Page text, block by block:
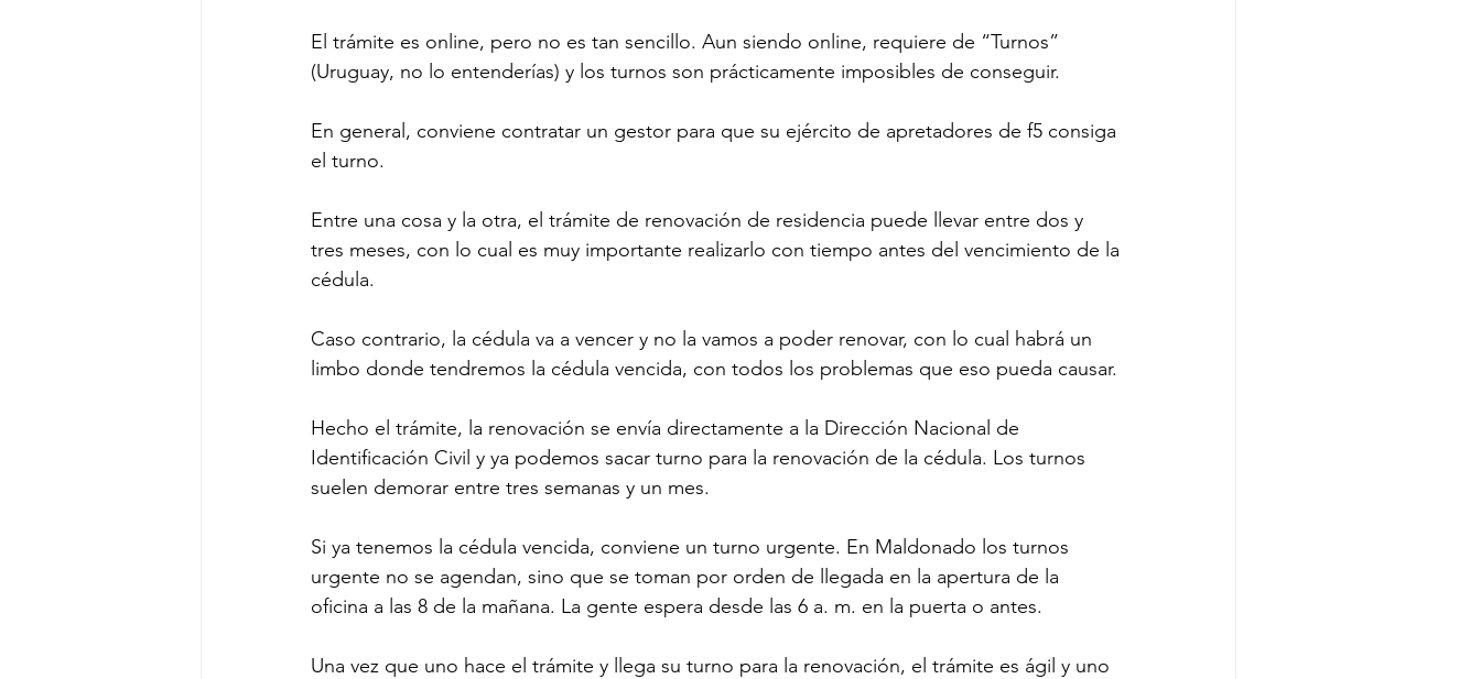
El trámite es online, pero no es tan sencillo. Aun siendo online, requiere de “Turnos”
(Uruguay, no lo entenderías) y los turnos son prácticamente imposibles de conseguir.
En general, conviene contratar un gestor para que su ejército de apretadores de f5 consiga
el turno.
Entre una cosa y la otra, el trámite de renovación de residencia puede llevar entre dos y
tres meses, con lo cual es muy importante realizarlo con tiempo antes del vencimiento de la
cédula.
Caso contrario, la cédula va a vencer y no la vamos a poder renovar, con lo cual habrá un
limbo donde tendremos la cédula vencida, con todos los problemas que eso pueda causar.
Hecho el trámite, la renovación se envía directamente a la Dirección Nacional de
Identificación Civil y ya podemos sacar turno para la renovación de la cédula. Los turnos
suelen demorar entre tres semanas y un mes.
Si ya tenemos la cédula vencida, conviene un turno urgente. En Maldonado los turnos
urgente no se agendan, sino que se toman por orden de llegada en la apertura de la
oficina a las 8 de la mañana. La gente espera desde las 6 a. m. en la puerta o antes.
Una vez que uno hace el trámite y llega su turno para la renovación, el trámite es ágil y uno